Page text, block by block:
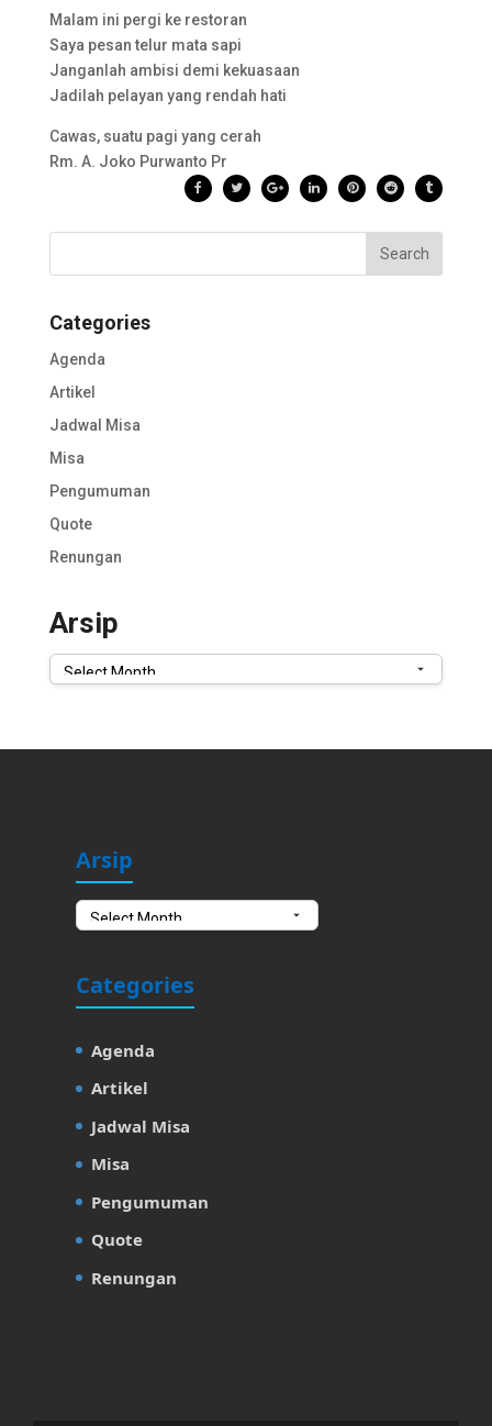
Malam ini pergi ke restoran
Saya pesan telur mata sapi
Janganlah ambisi demi kekuasaan
Jadilah pelayan yang rendah hati
Cawas, suatu pagi yang cerah
Rm. A. Joko Purwanto Pr
Categories
Agenda
Artikel
Jadwal Misa
Misa
Pengumuman
Quote
Renungan
Arsip
Arsip
ArsipArsip
Categories
Agenda
Artikel
Jadwal Misa
Misa
Pengumuman
Quote
Renungan